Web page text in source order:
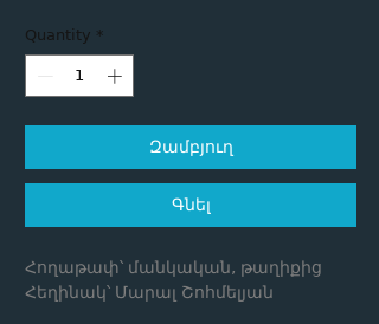
Quantity *
Զամբյուղ
Գնել
Հողաթափ՝ մանկական, թաղիքից
Հեղինակ՝ Մարալ Շոհմելյան